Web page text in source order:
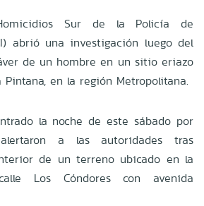
Sur de la Policía de
abrió una investigación luego del
de un hombre en un sitio eriazo
en la región Metropolitana.
la noche de este sábado por
a las autoridades tras
de un terreno ubicado en la
Los Cóndores con avenida